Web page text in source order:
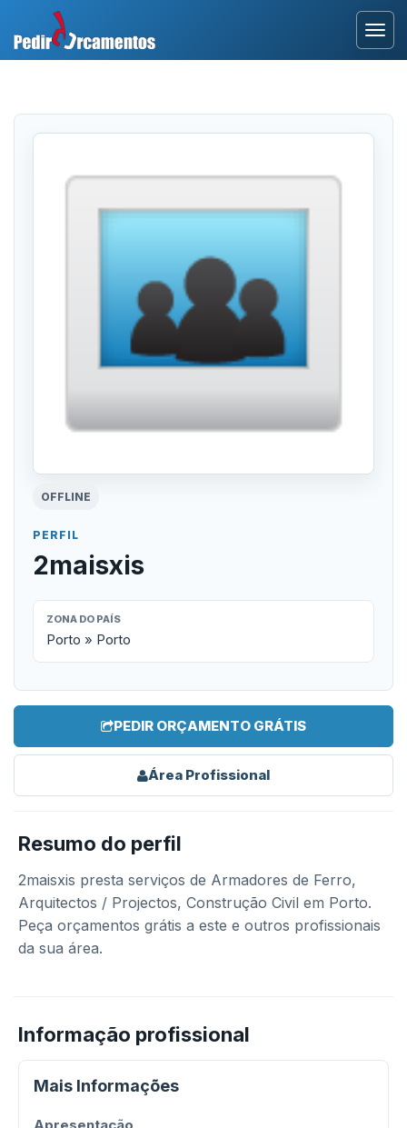
OFFLINE
PERFIL
2maisxis
ZONA DO PAÍS
Porto » Porto
PEDIR ORÇAMENTO GRÁTIS
Área Profissional
Resumo do perfil
2maisxis presta serviços de Armadores de Ferro,
Arquitectos / Projectos, Construção Civil em Porto.
Peça orçamentos grátis a este e outros profissionais
da sua área.
Informação profissional
Mais Informações
Área Profissional
Como Funciona?